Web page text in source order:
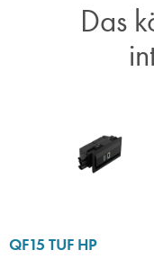
Das
QF15 TUF HP